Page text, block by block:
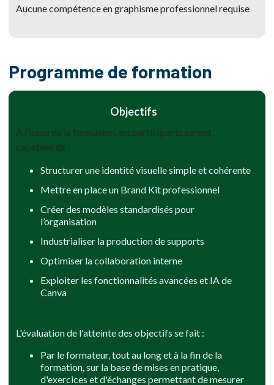
Aucune compétence en graphisme professionnel requise
Programme de formation
Objectifs
À l’issue de la formation, les participants seront
capables de :
Structurer une identité visuelle simple et cohérente
Mettre en place un Brand Kit professionnel
Créer des modèles standardisés pour
l’organisation
Industrialiser la production de supports
Optimiser la collaboration interne
Exploiter les fonctionnalités avancées et IA de
Canva
L'évaluation de l'atteinte des objectifs se fait :
Par le formateur, tout au long et à la fin de la
formation, sur la base de mises en pratique,
d'exercices et d'échanges permettant de mesurer